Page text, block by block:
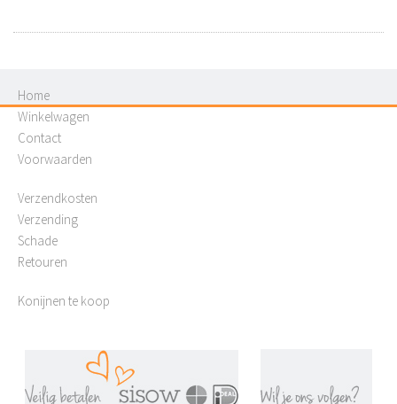
Home
Winkelwagen
Contact
Voorwaarden
Verzendkosten
Verzending
Schade
Retouren
Konijnen te koop